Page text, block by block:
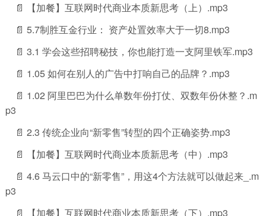
📄 【加餐】互联网时代商业本质新思考（上）.mp3
📄 5.7制胜互金行业： 资产处置效率大于一切8.mp3
📄 3.1 学会这些招聘秘技，你也能打造一支阿里铁军.mp3
📄 1.05 如何在别人的广告中打响自己的品牌？.mp3
📄 1.02 阿里巴巴为什么单数年份打仗、双数年份休整？.m
p3
📄 2.3 传统企业向“新零售”转型的四个正确姿势.mp3
📄 【加餐】互联网时代商业本质新思考（中）.mp3
📄 4.6 马云口中的“新零售”，用这4个方法就可以做起来_.m
p3
📄 【加餐】互联网时代商业本质新思考（下）.mp3